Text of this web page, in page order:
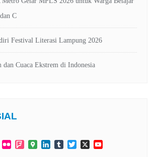
C
Festival Literasi Lampung 2026
dan Cuaca Ekstrem di Indonesia
TikTokFlickr Foursquare
GoogleLinkedInTumblrTwitter
X